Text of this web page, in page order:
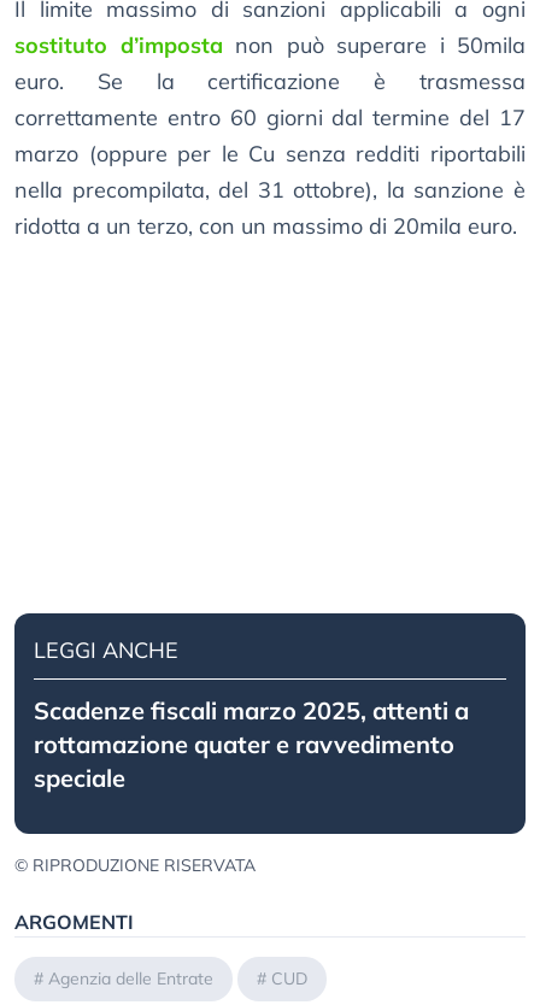
Il limite massimo di sanzioni applicabili a ogni
sostituto d’imposta non può superare i 50mila
euro. Se la certificazione è trasmessa
correttamente entro 60 giorni dal termine del 17
marzo (oppure per le Cu senza redditi riportabili
nella precompilata, del 31 ottobre), la sanzione è
ridotta a un terzo, con un massimo di 20mila euro.
LEGGI ANCHE
Scadenze fiscali marzo 2025, attenti a
rottamazione quater e ravvedimento
speciale
© RIPRODUZIONE RISERVATA
ARGOMENTI
# Agenzia delle Entrate # CUD